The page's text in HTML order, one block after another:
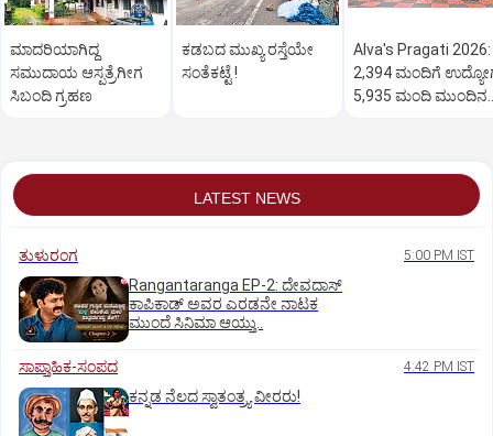
ಮಾದರಿಯಾಗಿದ್ದ
ಸಮುದಾಯ ಆಸ್ಪತ್ರೆಗೀಗ
ಸಿಬಂದಿ ಗ್ರಹಣ
ಕಡಬದ ಮುಖ್ಯ ರಸ್ತೆಯೇ
ಸಂತೆಕಟ್ಟೆ !
Alva's Pragati 2026:
2,394 ಮಂದಿಗೆ
5,935 ಮಂದಿ ಮುಂದಿನ
LATEST NEWS
ತುಳುರಂಗ 5:00 PM IST
Rangantaranga EP-2: ದೇವದಾಸ್
ಕಾಪಿಕಾಡ್‌ ಅವರ ಎರಡನೇ ನಾಟಕ
ಮುಂದೆ ಸಿನಿಮಾ ಆಯ್ತು..
ಸಾಪ್ತಾಹಿಕ-ಸಂಪದ 4:42 PM IST
ಕನ್ನಡ ನೆಲದ ಸ್ವಾತಂತ್ರ್ಯ ವೀರರು!